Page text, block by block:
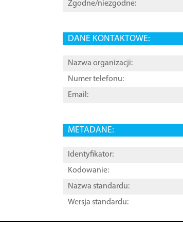
Zgodne/niezgodne:
DANE KONTAKTOWE:
Nazwa organizacji:
Numer telefonu:
Email:
METADANE:
Identyfikator:
Kodowanie:
Nazwa standardu:
Wersja standardu: